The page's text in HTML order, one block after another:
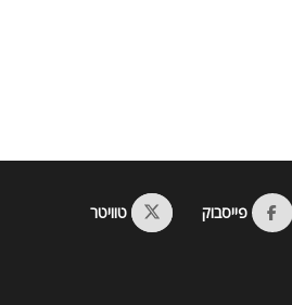
פייסבוק טוויטר